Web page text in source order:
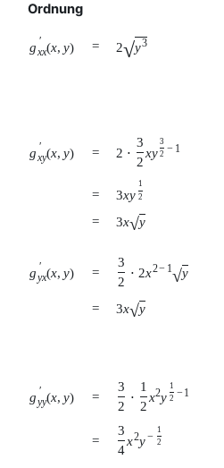
Ordnung
g ′
xx(x, y) = 2√y3
g ′
xy(x, y) = 2 ⋅
3
2
xy
3
2 − 1
= 3xy
1
2
= 3x√y
g ′
yx(x, y) =
3
2
⋅ 2x2− 1√y
= 3x√y
g ′
yy(x, y) =
3
2
⋅
1
2
x2y
1
2 −1
=
3
4
x2y−
1
2